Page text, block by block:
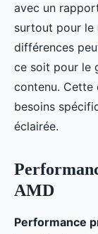
avec un
surtout pour le
différences
ce soit pour le
contenu. Cette
besoins
éclairée.
AMD
Performance